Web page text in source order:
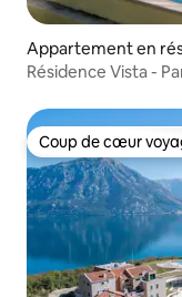
Appartement en
Résidence Vista -
Coup de cœur
Coup de cœur